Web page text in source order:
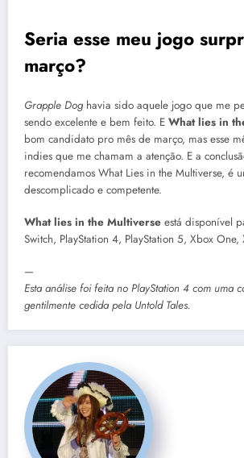
Seria esse meu jogo
março?
Grapple Doghavia sido aquele jogo que me
sendo excelente e bem feito. E What lies in
bom candidato pro mês de março, mas esse
indies que me chamam a atenção. E a
recomendamos What Lies in the Multiverse, é
descomplicado e competente.
What lies in the Multiverse está disponível
Switch, PlayStation 4, PlayStation 5, Xbox One,
—
Esta análise foi feita no PlayStation 4 com uma
gentilmente cedida pela Untold Tales.